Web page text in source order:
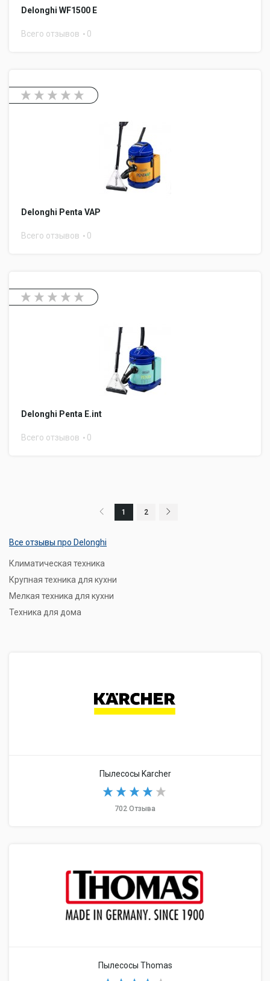
Delonghi WF1500 E
Всего отзывов 0
Delonghi Penta VAP
Всего отзывов 0
Delonghi Penta E.int
Всего отзывов 0
1 2
Все отзывы про Delonghi
Климатическая техника
Крупная техника для кухни
Мелкая техника для кухни
Техника для дома
Пылесосы Karcher
702 Отзыва
Пылесосы Thomas